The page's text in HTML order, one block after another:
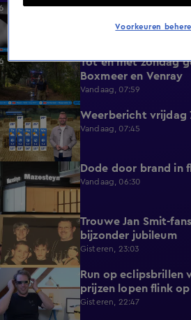
0:59 Acteur Peter Faber
Vandaag, 08:08
0:36
Tot en met zondag
Boxmeer en Venray
Vandaag, 07:59
2:26 Weerbericht vrijdag
Vandaag, 07:45
Dode door brand in
Vandaag, 06:30
1:59
Trouwe Jan Smit-
bijzonder jubileum
Gisteren, 23:03
2:06
Run op eclipsbrillen
prijzen lopen flink op
Gisteren, 22:47
Voorkeuren